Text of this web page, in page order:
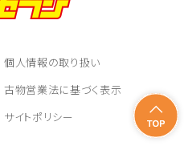
個人情報の取り扱い
古物営業法に基づく表示
サイトポリシー